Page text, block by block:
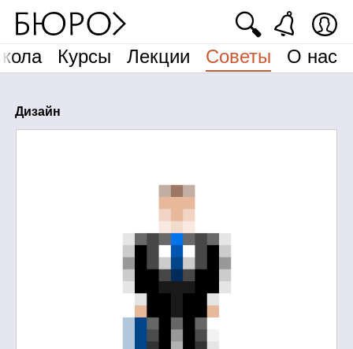
Курсы Лекции Советы О нас
🔍
Дизайн